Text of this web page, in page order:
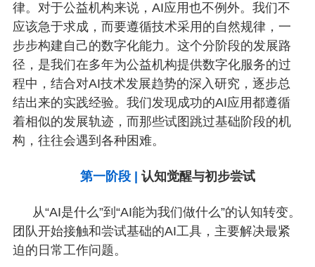
律。对于公益机构来说，AI应用也不例外。我们不
应该急于求成，而要遵循技术采用的自然规律，一
步步构建自己的数字化能力。这个分阶段的发展路
径，是我们在多年为公益机构提供数字化服务的过
程中，结合对AI技术发展趋势的深入研究，逐步总
结出来的实践经验。我们发现成功的AI应用都遵循
着相似的发展轨迹，而那些试图跳过基础阶段的机
构，往往会遇到各种困难。
第一阶段 认知觉醒与初步尝试
从“AI是什么”到“AI能为我们做什么”的认知转变。
团队开始接触和尝试基础的AI工具，主要解决最紧
迫的日常工作问题。